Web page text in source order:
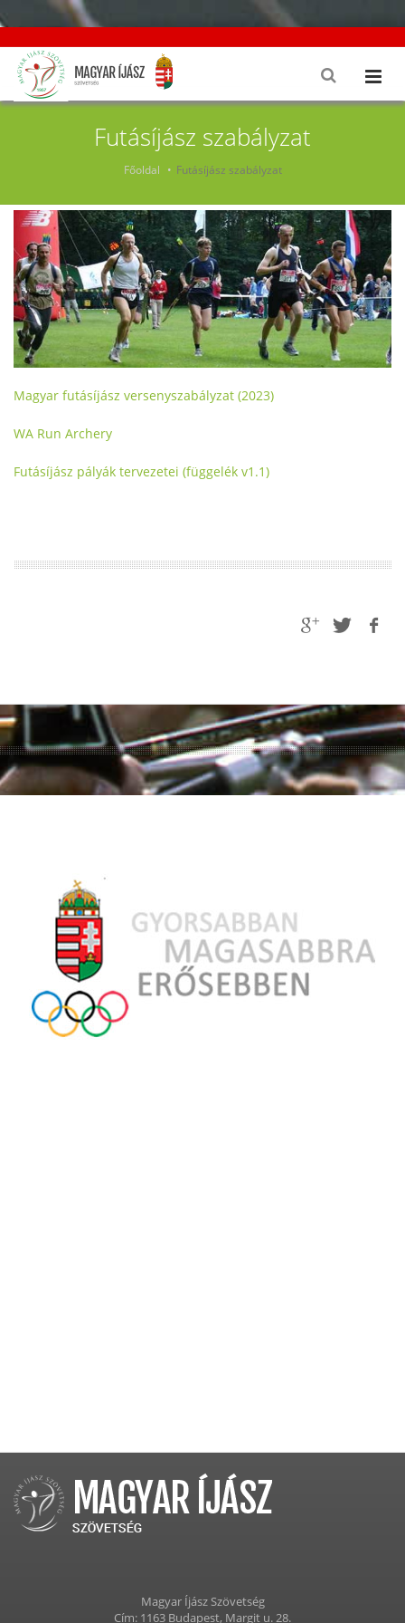
Futásíjász szabályzat
Főoldal Futásíjász szabályzat
Magyar futásíjász versenyszabályzat (2023)
WA Run Archery
Futásíjász pályák tervezetei (függelék v1.1)
Magyar Íjász Szövetség
Cím: 1163 Budapest, Margit u. 28.